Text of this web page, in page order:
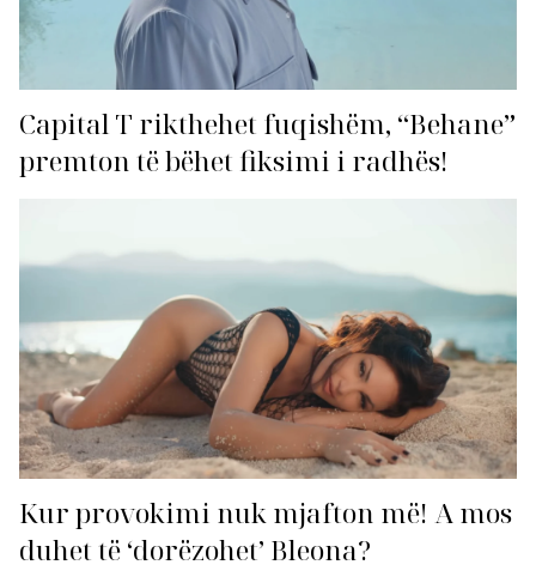
Capital T rikthehet fuqishëm, “Behane”
premton të bëhet fiksimi i radhës!
Kur provokimi nuk mjafton më! A mos
duhet të ‘dorëzohet’ Bleona?